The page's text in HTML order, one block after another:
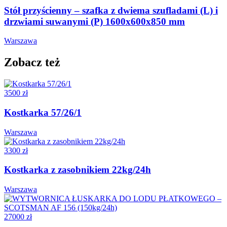
Stół przyścienny – szafka z dwiema szufladami (L) i
drzwiami suwanymi (P) 1600x600x850 mm
Warszawa
Zobacz też
3500 zł
Kostkarka 57/26/1
Warszawa
3300 zł
Kostkarka z zasobnikiem 22kg/24h
Warszawa
27000 zł